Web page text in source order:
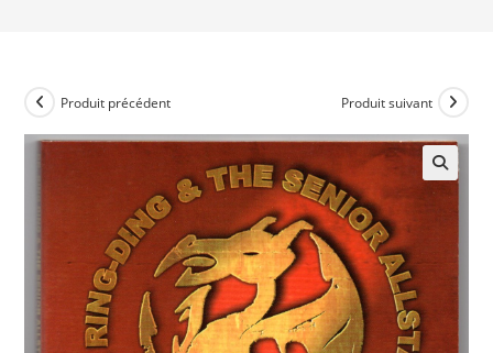
Produit précédent Produit suivant